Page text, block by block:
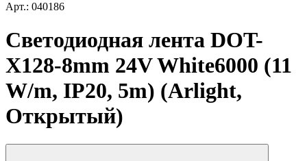
Арт.: 040186
Светодиодная лента DOT-
X128-8mm 24V White6000 (11
W/m, IP20, 5m) (Arlight,
Открытый)